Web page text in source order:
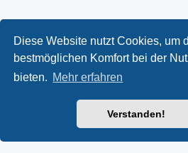
Diese Website nutzt Cookies, um
bestmöglichen Komfort bei der
bieten. Mehr erfahren
Verstanden!